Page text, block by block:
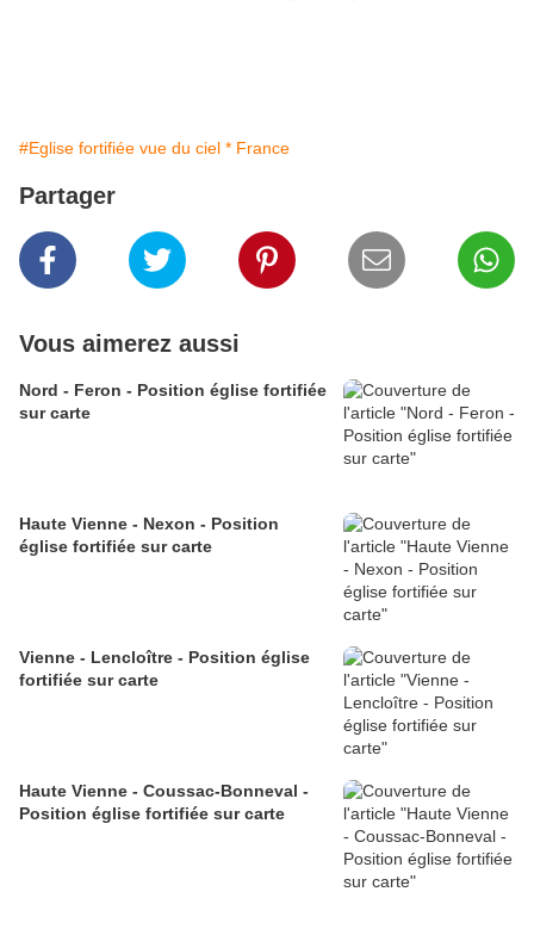
#Eglise fortifiée vue du ciel * France
Partager
Vous aimerez aussi
Nord - Feron - Position église fortifiée
sur carte
Haute Vienne - Nexon - Position
église fortifiée sur carte
Vienne - Lencloître - Position église
fortifiée sur carte
Haute Vienne - Coussac-Bonneval -
Position église fortifiée sur carte